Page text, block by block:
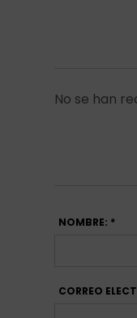
No se han
NOMBRE: *
CORREO